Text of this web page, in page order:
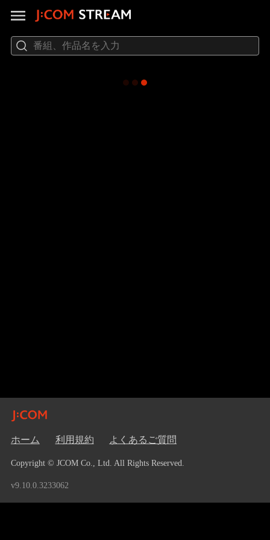
ホーム 利用規約 よくあるご質問
Copyright © JCOM Co., Ltd. All Rights Reserved.
v9.10.0.3233062